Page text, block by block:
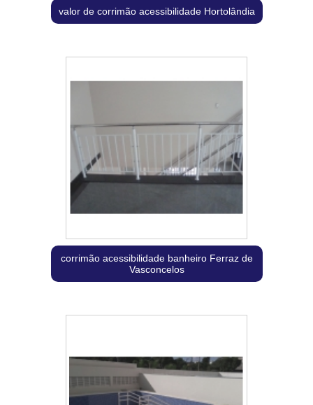
valor de corrimão acessibilidade Hortolândia
corrimão acessibilidade banheiro Ferraz de
Vasconcelos